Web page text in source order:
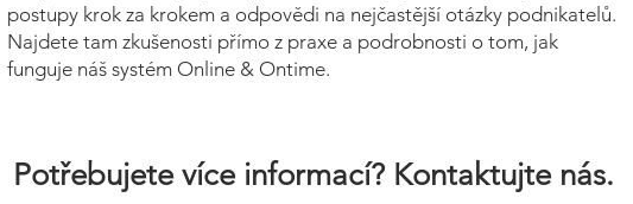
postupy krok za krokem a odpovědi na nejčastější otázky podnikatelů.
Najdete tam zkušenosti přímo z praxe a podrobnosti o tom, jak
funguje náš systém Online & Ontime.
Potřebujete více informací? Kontaktujte nás.